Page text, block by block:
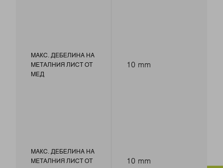
МАКС. ДЕБЕЛИНА НА
МЕТАЛНИЯ ЛИСТ ОТ
МЕД
МАКС. ДЕБЕЛИНА НА
МЕТАЛНИЯ ЛИСТ ОТ
10 mm
10 mm